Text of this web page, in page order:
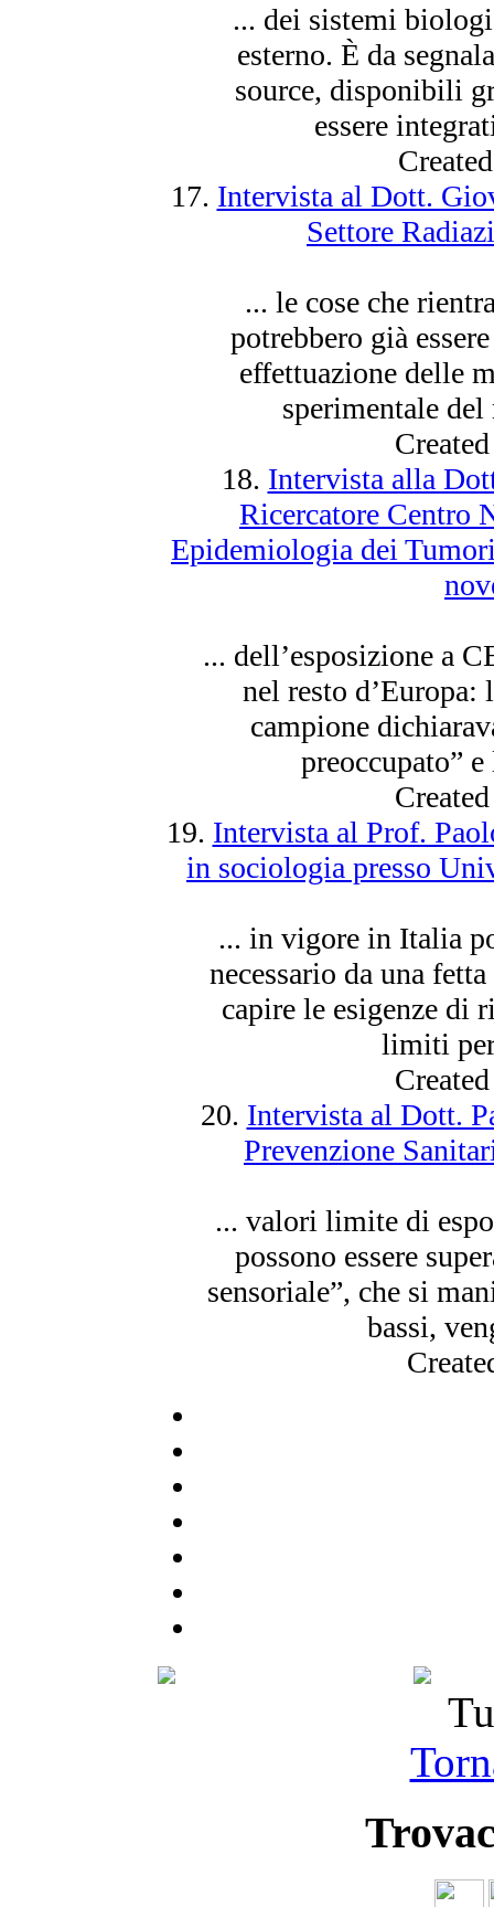
... dei sistemi
esterno. È da
source, disponibili
essere
17. Intervista al Dott.
Settore
... le cose che
potrebbero già essere
effettuazione delle
sperimentale
18. Intervista alla
Ricercatore Centro
Epidemiologia dei
... dell’esposizione a
nel resto
campione
preoccupato”
19. Intervista al Prof.
in sociologia presso
... in vigore in Italia
necessario da una
capire le esigenze di
limiti
20. Intervista al Dott.
Prevenzione
... valori limite di
possono essere
sensoriale”, che si
bassi,